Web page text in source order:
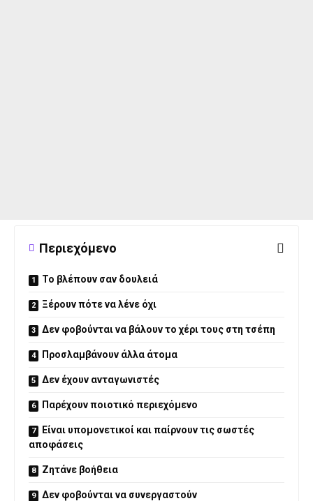
Περιεχόμενο
Το βλέπουν σαν δουλειά
Ξέρουν πότε να λένε όχι
Δεν φοβούνται να βάλουν το χέρι τους στη τσέπη
Προσλαμβάνουν άλλα άτομα
Δεν έχουν ανταγωνιστές
Παρέχουν ποιοτικό περιεχόμενο
Είναι υπομονετικοί και παίρνουν τις σωστές
αποφάσεις
Ζητάνε βοήθεια
Δεν φοβούνται να συνεργαστούν